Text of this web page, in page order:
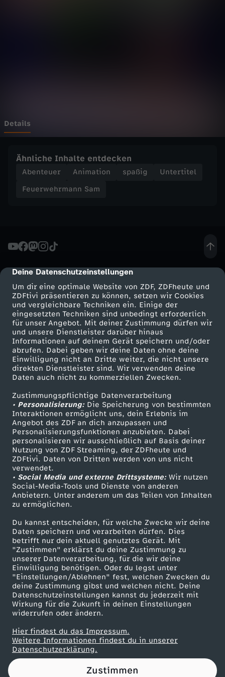
cmp-dialog-description
Deine Datenschutzeinstellungen
Um dir eine optimale Website von ZDF, ZDFheute und
ZDFtivi präsentieren zu können, setzen wir Cookies
und vergleichbare Techniken ein. Einige der
eingesetzten Techniken sind unbedingt erforderlich
für unser Angebot. Mit deiner Zustimmung dürfen wir
und unsere Dienstleister darüber hinaus
Informationen auf deinem Gerät speichern und/oder
abrufen. Dabei geben wir deine Daten ohne deine
Einwilligung nicht an Dritte weiter, die nicht unsere
direkten Dienstleister sind. Wir verwenden deine
Daten auch nicht zu kommerziellen Zwecken.
Zustimmungspflichtige Datenverarbeitung
• Personalisierung:Die Speicherung von bestimmten
Interaktionen ermöglicht uns, dein Erlebnis im
Angebot des ZDF an dich anzupassen und
Personalisierungsfunktionen anzubieten. Dabei
personalisieren wir ausschließlich auf Basis deiner
Nutzung von ZDF Streaming, der ZDFheute und
ZDFtivi. Daten von Dritten werden von uns nicht
verwendet.
• Social Media und externe Drittsysteme:Wir nutzen
Social-Media-Tools und Dienste von anderen
Anbietern. Unter anderem um das Teilen von Inhalten
zu ermöglichen.
Du kannst entscheiden, für welche Zwecke wir deine
Daten speichern und verarbeiten dürfen. Dies
betrifft nur dein aktuell genutztes Gerät. Mit
"Zustimmen" erklärst du deine Zustimmung zu
unserer Datenverarbeitung, für die wir deine
Einwilligung benötigen. Oder du legst unter
"Einstellungen/Ablehnen" fest, welchen Zwecken du
deine Zustimmung gibst und welchen nicht. Deine
Datenschutzeinstellungen kannst du jederzeit mit
Wirkung für die Zukunft in deinen Einstellungen
widerrufen oder ändern.
Hier findest du das Impressum.
Weitere Informationen findest du in unserer
Datenschutzerklärung.
Zustimmen
n
S
a
I
n
d
e
r
F
a
l
l
e
Details
Ähnliche Inhalte entdecken
Abenteuer Animation spaßig
Untertitel
Feuerwehrmann Sam
Mehr ZDF
ZDF-Apps
Smart TV
ZDFtext
Livestreams
Sendungen A-Z
TV-Programm
Service
ZDFmitreden
Kontakt zum ZDF
Tickets
Zuschauerservice
Hilfe
ZDF Unternehmen
Karriere
ZDF goes Schule
Werbefernsehen
Mainzelmännchen
Partner